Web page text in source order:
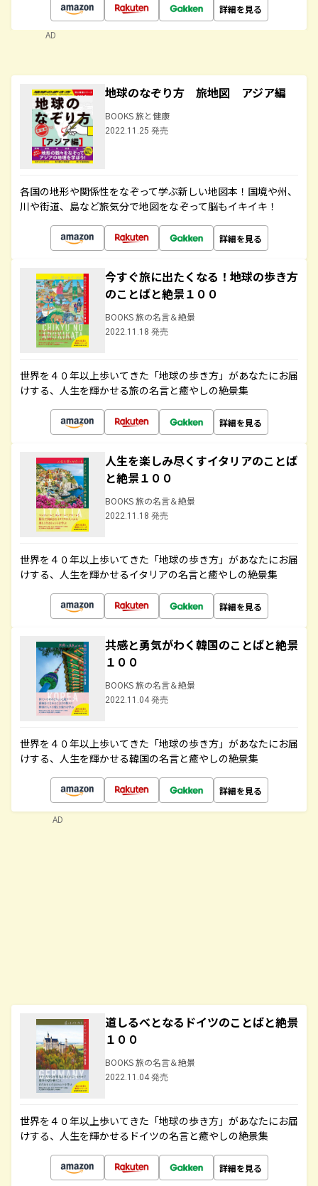
詳細を見る
AD
地球のなぞり方 旅地図 アジア編
BOOKS 旅と健康
2022.11.25 発売
各国の地形や関係性をなぞって学ぶ新しい地図本！国境や州、
川や街道、島など旅気分で地図をなぞって脳もイキイキ！
詳細を見る
今すぐ旅に出たくなる！地球の歩き方
のことばと絶景１００
BOOKS 旅の名言＆絶景
2022.11.18 発売
世界を４０年以上歩いてきた「地球の歩き方」があなたにお届
けする、人生を輝かせる旅の名言と癒やしの絶景集
詳細を見る
人生を楽しみ尽くすイタリアのことば
と絶景１００
BOOKS 旅の名言＆絶景
2022.11.18 発売
世界を４０年以上歩いてきた「地球の歩き方」があなたにお届
けする、人生を輝かせるイタリアの名言と癒やしの絶景集
詳細を見る
共感と勇気がわく韓国のことばと絶景
１００
BOOKS 旅の名言＆絶景
2022.11.04 発売
世界を４０年以上歩いてきた「地球の歩き方」があなたにお届
けする、人生を輝かせる韓国の名言と癒やしの絶景集
詳細を見る
道しるべとなるドイツのことばと絶景
１００
BOOKS 旅の名言＆絶景
2022.11.04 発売
世界を４０年以上歩いてきた「地球の歩き方」があなたにお届
けする、人生を輝かせるドイツの名言と癒やしの絶景集
詳細を見る
AD